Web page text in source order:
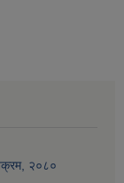
२०८०